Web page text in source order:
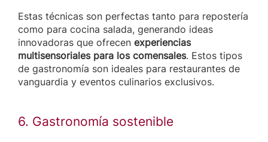
Estas técnicas son perfectas tanto para repostería
como para cocina salada, generando ideas
innovadoras que ofrecen experiencias
multisensoriales para los comensales. Estos tipos
de gastronomía son ideales para restaurantes de
vanguardia y eventos culinarios exclusivos.
6. Gastronomía sostenible